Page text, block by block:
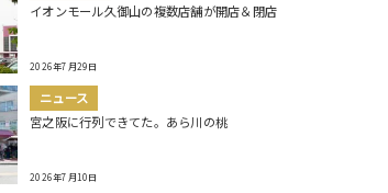
イオンモール久御山の複数店舗が開店＆閉店
2026年7月29日
ニュース
宮之阪に行列できてた。あら川の桃
2026年7月10日